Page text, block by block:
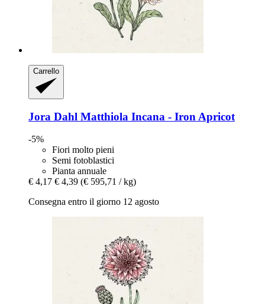
Carrello
Jora Dahl Matthiola Incana -​ Iron Apricot
-5%
Fiori molto pieni
Semi fotoblastici
Pianta annuale
€ 4,17 € 4,39 (€ 595,71 / kg)
Consegna entro il giorno 12 agosto